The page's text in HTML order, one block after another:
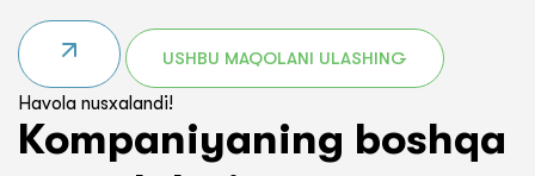
USHBU MAQOLANI ULASHING
Havola nusxalandi!
Kompaniyaning boshqa